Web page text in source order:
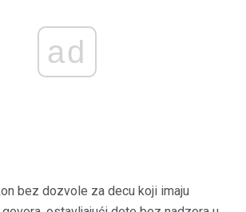
ad
bez dozvole za decu koji imaju